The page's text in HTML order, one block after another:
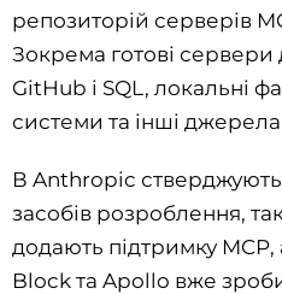
репозиторій серверів
Зокрема готові сервери
GitHub і SQL, локальні
системи та інші
В Anthropic
засобів розроблення,
додають підтримку
Block та Apollo вже